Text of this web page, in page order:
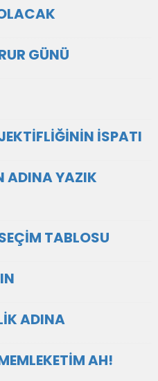
GÜNÜ
İSPATI
ADINA YAZIK
TABLOSU
ADINA
AH!